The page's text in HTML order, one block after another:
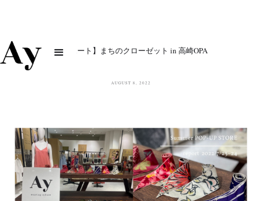
【レポート】まちのクローゼット in 高崎OPA
AUGUST 8, 2022